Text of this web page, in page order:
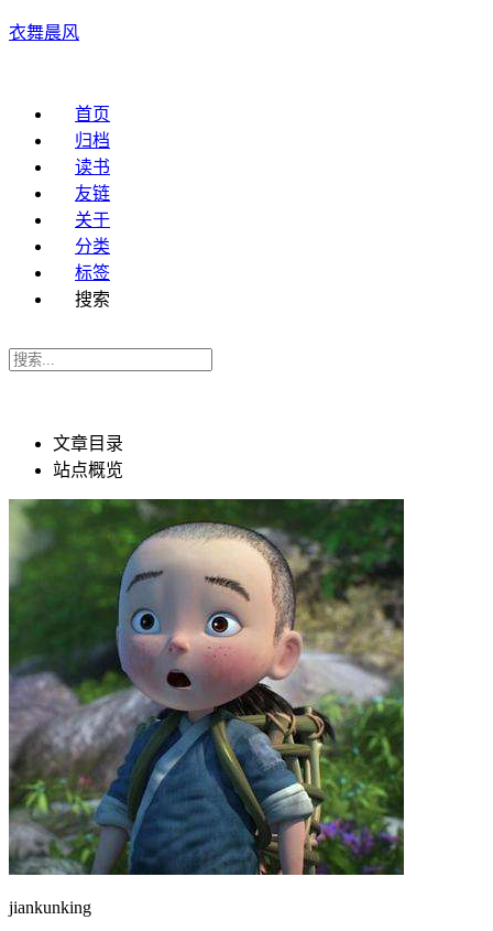
衣舞晨风
首页
归档
读书
友链
关于
分类
标签
搜索
文章目录
站点概览
jiankunking